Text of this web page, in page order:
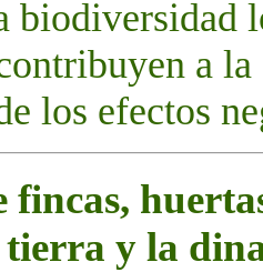
biodiversidad
a
los efectos
tierra y la